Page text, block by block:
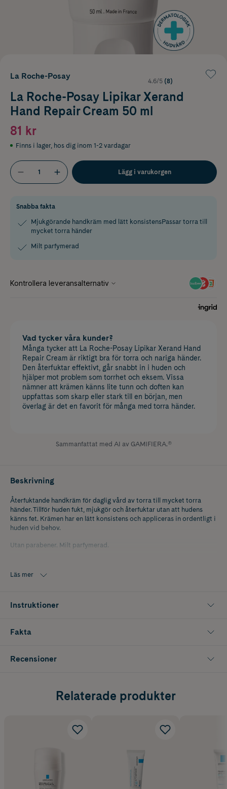
La Roche-Posay
4.6/5 (8)
La Roche-Posay Lipikar Xerand
Hand Repair Cream 50 ml
81 kr
Finns i lager, hos dig inom 1-2 vardagar
Lägg i varukorgen
Snabba fakta
Mjukgörande handkräm med lätt konsistensPassar torra till
mycket torra händer
Milt parfymerad
Vad tycker våra kunder?
Många tycker att La Roche-Posay Lipikar Xerand Hand
Repair Cream är riktigt bra för torra och nariga händer.
Den återfuktar effektivt, går snabbt in i huden och
hjälper mot problem som torrhet och eksem. Vissa
nämner att krämen känns lite tunn och doften kan
uppfattas som skarp eller stark till en början, men
överlag är det en favorit för många med torra händer.
Sammanfattat med AI av GAMIFIERA.®
Beskrivning
Återfuktande handkräm för daglig vård av torra till mycket torra
händer. Tillför huden fukt, mjukgör och återfuktar utan att hudens
känns fet. Krämen har en lätt konsistens och appliceras in ordentligt i
huden vid behov.
Utan parabener. Milt parfymerad.
Läs mer
Instruktioner
Fakta
Recensioner
Relaterade produkter